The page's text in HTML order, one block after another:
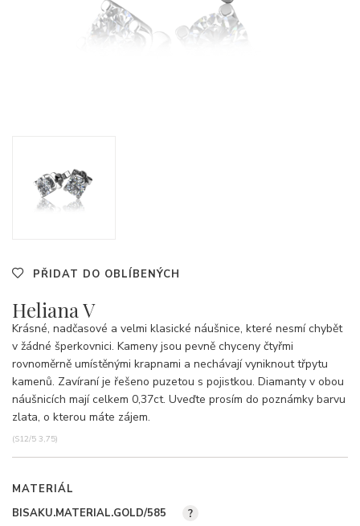
PŘIDAT DO OBLÍBENÝCH
Heliana V
Krásné, nadčasové a velmi klasické náušnice, které nesmí chybět
v žádné šperkovnici. Kameny jsou pevně chyceny čtyřmi
rovnoměrně umístěnými krapnami a nechávají vyniknout třpytu
kamenů. Zavíraní je řešeno puzetou s pojistkou. Diamanty v obou
náušnicích mají celkem 0,37ct. Uveďte prosím do poznámky barvu
zlata, o kterou máte zájem.
(S12/5 3,75)
MATERIÁL
BISAKU.MATERIAL.GOLD/585
?